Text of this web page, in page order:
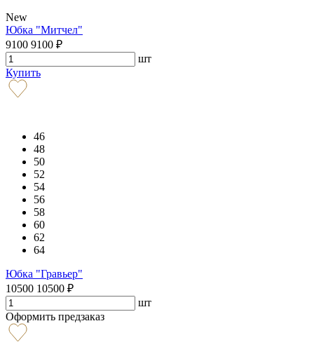
New
Юбка "Митчел"
9100 9100 ₽
шт
Купить
46
48
50
52
54
56
58
60
62
64
Юбка "Гравьер"
10500 10500 ₽
шт
Оформить предзаказ